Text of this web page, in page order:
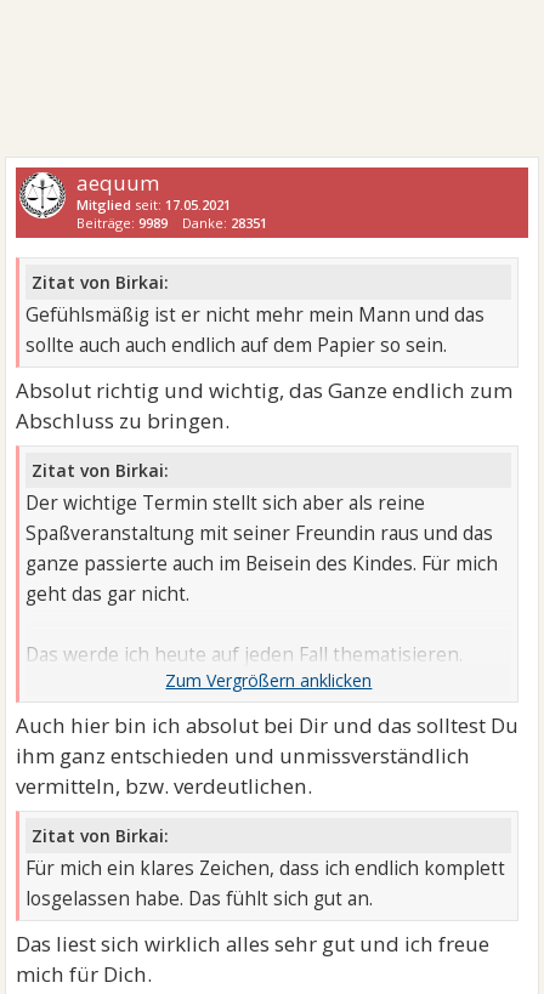
aequum
Mitglied seit: 17.05.2021
Beiträge:9989 Danke: 28351
Zitat von Birkai:
Gefühlsmäßig ist er nicht mehr mein Mann und das
sollte auch auch endlich auf dem Papier so sein.
Absolut richtig und wichtig, das Ganze endlich zum
Abschluss zu bringen.
Zitat von Birkai:
Der wichtige Termin stellt sich aber als reine
Spaßveranstaltung mit seiner Freundin raus und das
ganze passierte auch im Beisein des Kindes. Für mich
geht das gar nicht.
Das werde ich heute auf jeden Fall thematisieren.
Unter den Umständen bin ich nicht bereit, Dinge für
ihn zu übernehmen.
Auch hier bin ich absolut bei Dir und das solltest Du
ihm ganz entschieden und unmissverständlich
vermitteln, bzw. verdeutlichen.
Zitat von Birkai:
Für mich ein klares Zeichen, dass ich endlich komplett
losgelassen habe. Das fühlt sich gut an.
Das liest sich wirklich alles sehr gut und ich freue
mich für Dich.